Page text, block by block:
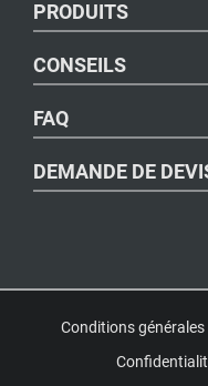
PRODUITS
CONSEILS
FAQ
DEMANDE DE
Conditions générales